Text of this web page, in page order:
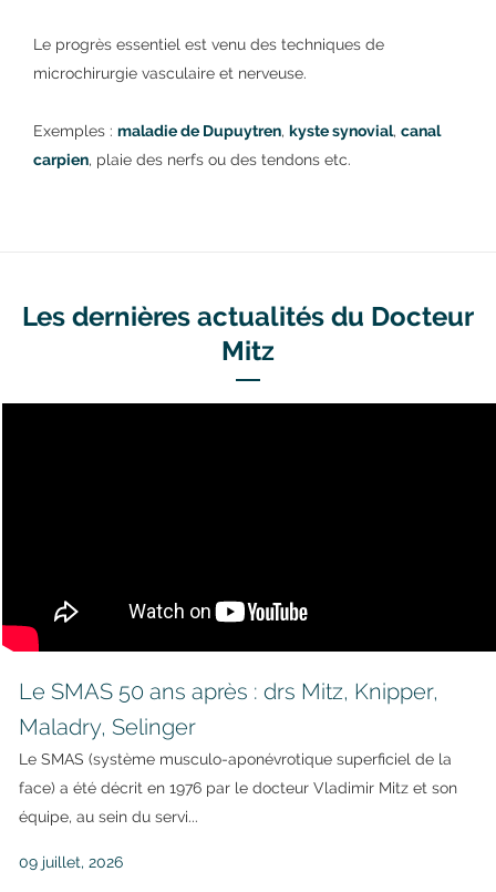
Le progrès essentiel est venu des techniques de
microchirurgie vasculaire et nerveuse.
Exemples : maladie de Dupuytren, kyste synovial, canal
carpien, plaie des nerfs ou des tendons etc.
Les dernières actualités du Docteur
Mitz
Le SMAS 50 ans après : drs Mitz, Knipper,
Maladry, Selinger
Le SMAS (système musculo-aponévrotique superficiel de la
face) a été décrit en 1976 par le docteur Vladimir Mitz et son
équipe, au sein du servi...
09 juillet, 2026